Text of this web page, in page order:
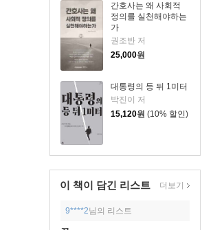
간호사는 왜 사회적
정의를 실천해야하는
가
권조반 저
25,000원
대통령의 등 뒤 1미터
박진이 저
15,120원 (10% 할인)
이 책이 담긴 리스트 더보기
9****2님의 리스트